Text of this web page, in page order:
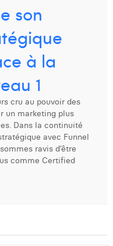
son
à la
1
cru au pouvoir des
un marketing plus
Dans la continuité
avec Funnel
ravis d’être
comme Certified